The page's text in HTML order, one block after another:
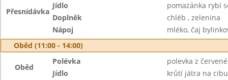
Přesnídávka
Jídlo
pomazánka rybí
Doplněk
chléb , zelenina
Nápoj
mléko, čaj
Oběd (11:00 - 14:00)
Oběd
Polévka
polevka z
Jídlo
krůtí játra na